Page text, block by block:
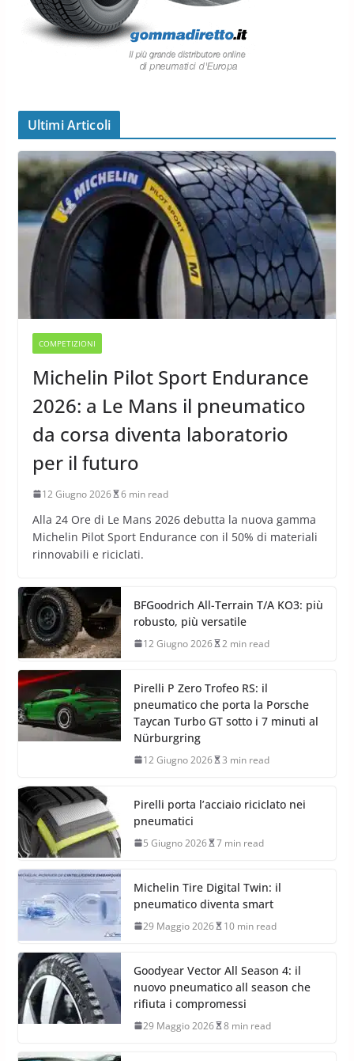
Ultimi Articoli
COMPETIZIONI
Michelin Pilot Sport Endurance
2026: a Le Mans il pneumatico
da corsa diventa laboratorio
per il futuro
12 Giugno 2026 6 min read
Alla 24 Ore di Le Mans 2026 debutta la nuova gamma
Michelin Pilot Sport Endurance con il 50% di materiali
rinnovabili e riciclati.
BFGoodrich All-Terrain T/A KO3: più
robusto, più versatile
12 Giugno 2026 2 min read
Pirelli P Zero Trofeo RS: il
pneumatico che porta la Porsche
Taycan Turbo GT sotto i 7 minuti al
Nürburgring
12 Giugno 2026 3 min read
Pirelli porta l’acciaio riciclato nei
pneumatici
5 Giugno 2026 7 min read
Michelin Tire Digital Twin: il
pneumatico diventa smart
29 Maggio 2026 10 min read
Goodyear Vector All Season 4: il
nuovo pneumatico all season che
rifiuta i compromessi
29 Maggio 2026 8 min read